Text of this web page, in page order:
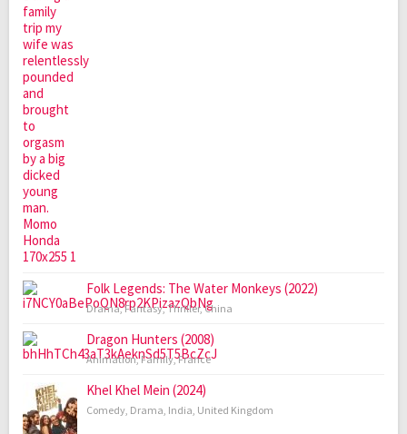
Folk Legends: The Water Monkeys (2022)
Drama,Fantasy,Thriller,China
Dragon Hunters (2008)
Animation,Family,France
Khel Khel Mein (2024)
Comedy, Drama, India, United Kingdom